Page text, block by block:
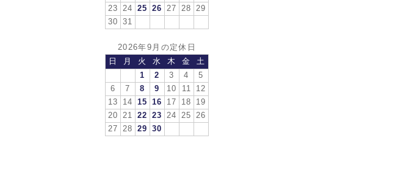
23
24 25 26 27 28
29
30
31
2026年9月の定休日
日
月 火 水 木 金
土
1
2 3 4
5
6
7 8 9 10 11
12
13
14 15 16 17 18
19
20
21 22 23 24 25
26
27
28 29 30